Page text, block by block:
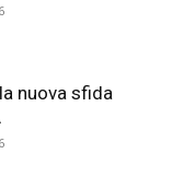
nuova sfida